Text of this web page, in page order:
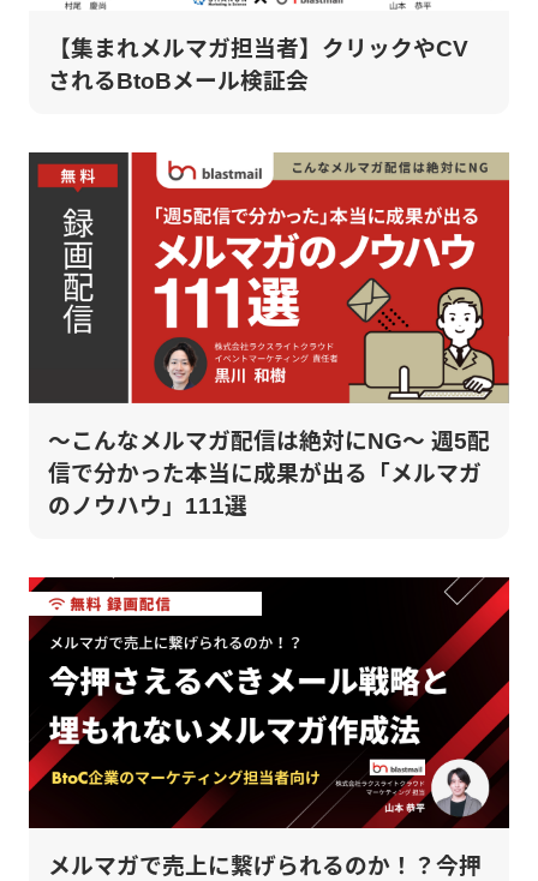
【集まれメルマガ担当者】クリックやCV
されるBtoBメール検証会
～こんなメルマガ配信は絶対にNG～ 週5配
信で分かった本当に成果が出る「メルマガ
のノウハウ」111選
メルマガで売上に繋げられるのか！？今押